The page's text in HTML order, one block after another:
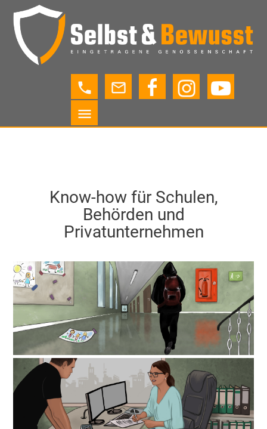
phone
mail_outline
menu
Know-how für Schulen,
Behörden und
Privatunternehmen